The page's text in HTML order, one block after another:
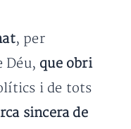
, per
Déu, que obri
i de tots
sincera de